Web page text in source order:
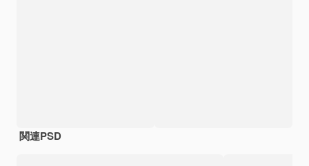
関連PSD